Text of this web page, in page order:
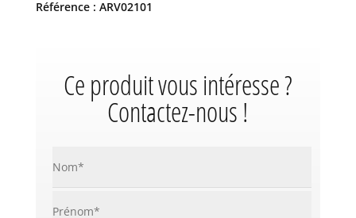
Référence : ARV02101
Ce produit vous intéresse ?
Contactez-nous !